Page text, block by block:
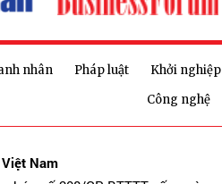
nhân Pháp luật Khởi nghiệp
Công nghệ
Nam